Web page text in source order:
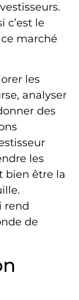
c’est le
marché
les
analyser
des
les
bien être la
rend
de